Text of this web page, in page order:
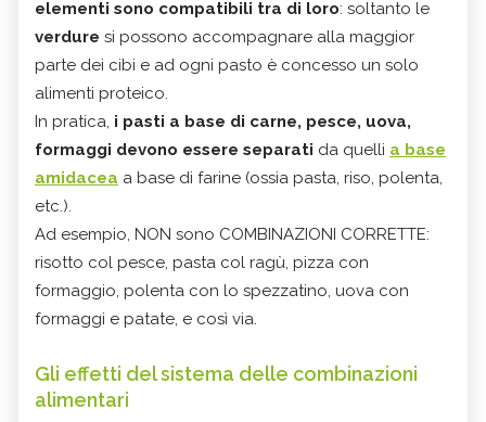
elementi sono compatibili tra di loro: soltanto le
verdure si possono accompagnare alla maggior
parte dei cibi e ad ogni pasto è concesso un solo
alimenti proteico.
In pratica, i pasti a base di carne, pesce, uova,
formaggi devono essere separati da quelli a base
amidacea a base di farine (ossia pasta, riso, polenta,
etc.).
Ad esempio, NON sono COMBINAZIONI CORRETTE:
risotto col pesce, pasta col ragù, pizza con
formaggio, polenta con lo spezzatino, uova con
formaggi e patate, e così via.
Gli effetti del sistema delle combinazioni
alimentari